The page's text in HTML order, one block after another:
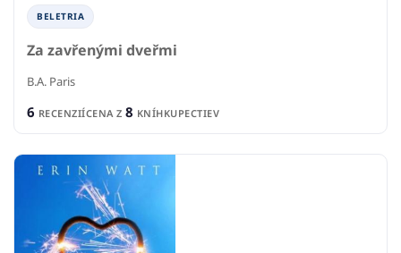
BELETRIA
Za zavřenými dveřmi
B.A. Paris
6 RECENZIÍCENA Z 8 KNÍHKUPECTIEV